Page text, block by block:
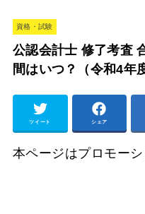
資格・試験
公認会計士 修了考査
間はいつ？（令和4年
ツイート シェア
本ページはプロモー